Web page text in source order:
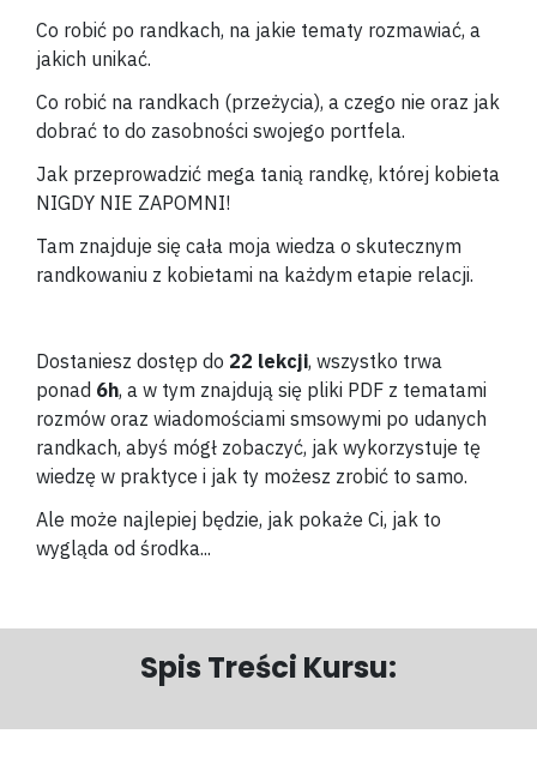
Co robić po randkach, na jakie tematy rozmawiać, a
jakich unikać.
Co robić na randkach (przeżycia), a czego nie oraz jak
dobrać to do zasobności swojego portfela.
Jak przeprowadzić mega tanią randkę, której kobieta
NIGDY NIE ZAPOMNI!
Tam znajduje się cała moja wiedza o skutecznym
randkowaniu z kobietami na każdym etapie relacji.
Dostaniesz dostęp do 22 lekcji, wszystko trwa
ponad 6h, a w tym znajdują się pliki PDF z tematami
rozmów oraz wiadomościami smsowymi po udanych
randkach, abyś mógł zobaczyć, jak wykorzystuje tę
wiedzę w praktyce i jak ty możesz zrobić to samo.
Ale może najlepiej będzie, jak pokaże Ci, jak to
wygląda od środka...
Spis Treści Kursu: